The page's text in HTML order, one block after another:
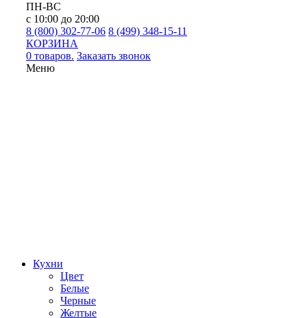
ПН-ВС
с 10:00 до 20:00
8 (800) 302-77-06 8 (499) 348-15-11
КОРЗИНА
0 товаров. Заказать звонок
Меню
Кухни
Цвет
Белые
Черные
Желтые